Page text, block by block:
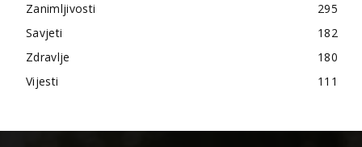
Zanimljivosti
295
Savjeti
182
Zdravlje
180
Vijesti
111